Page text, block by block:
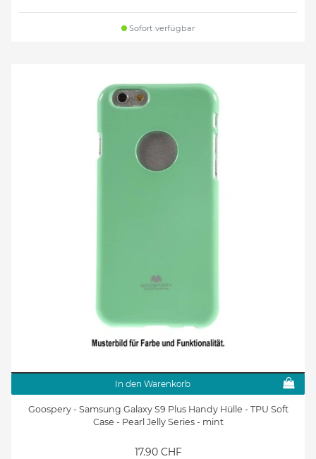
Sofort verfügbar
In den Warenkorb
Goospery - Samsung Galaxy S9 Plus Handy Hülle - TPU Soft
Case - Pearl Jelly Series - mint
17.90 CHF